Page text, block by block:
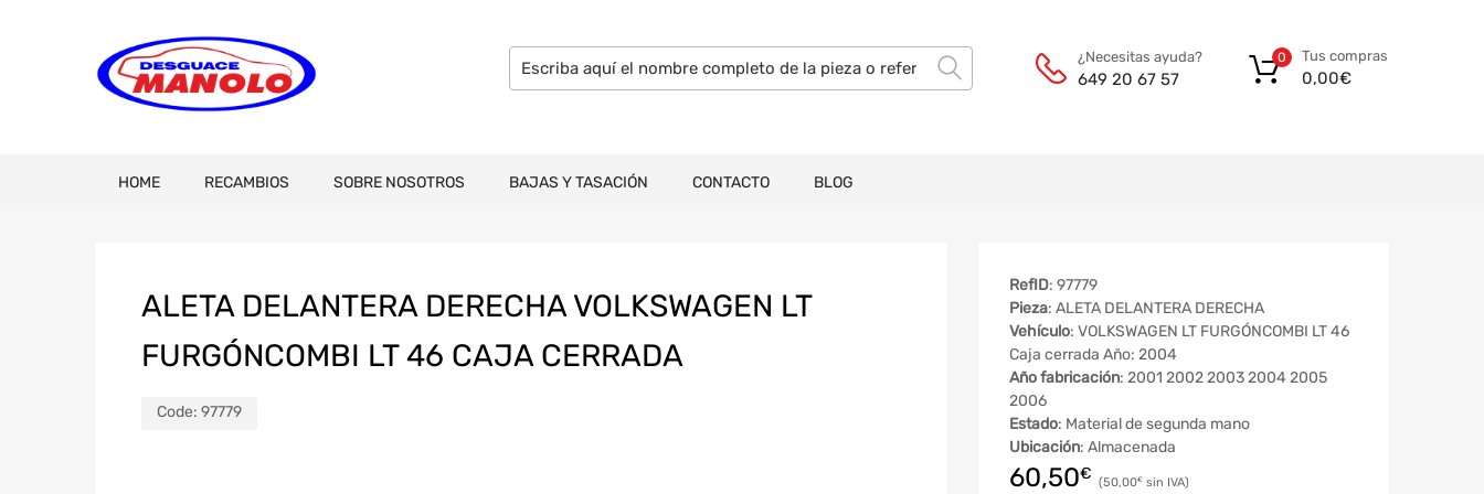
¿Necesitas ayuda?
649 20 67 57
Tus compras
0,00€
0
HOME RECAMBIOS SOBRE NOSOTROS BAJAS Y TASACIÓN CONTACTO BLOG
ALETA DELANTERA DERECHA VOLKSWAGEN LT
FURGÓNCOMBI LT 46 CAJA CERRADA
Code: 97779
RefID: 97779
Pieza: ALETA DELANTERA DERECHA
Vehículo: VOLKSWAGEN LT FURGÓNCOMBI LT 46
Caja cerrada Año: 2004
Año fabricación: 2001 2002 2003 2004 2005
2006
Estado: Material de segunda mano
Ubicación: Almacenada
60,50€ 50,00€